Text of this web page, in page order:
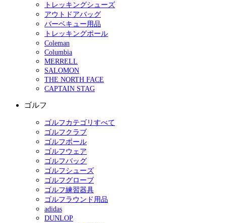
トレッキングシューズ
アウトドアバッグ
バーベキュー用品
トレッキングポール
Coleman
Columbia
MERRELL
SALOMON
THE NORTH FACE
CAPTAIN STAG
ゴルフ
ゴルフカテゴリすべて
ゴルフクラブ
ゴルフボール
ゴルフウェア
ゴルフバッグ
ゴルフシューズ
ゴルフグローブ
ゴルフ練習器具
ゴルフラウンド用品
adidas
DUNLOP